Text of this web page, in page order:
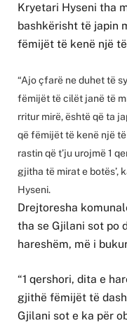
Kryetari Hyseni tha
bashkërisht të japin
fëmijët të kenë një
“Ajo çfarë ne duhet të
fëmijët të cilët janë të
rritur mirë, është që ta
që fëmijët të kenë një
rastin që t’ju urojmë 1
gjitha të mirat e botës’,
Hyseni.
Drejtoresha
tha se Gjilani sot po
hareshëm, më i
“1 qershori, dita e
gjithë fëmijët të
Gjilani sot e ka për